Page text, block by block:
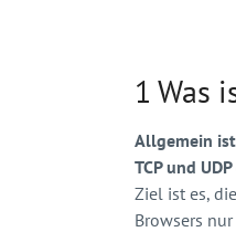
1 Was
Allgemein
TCP und
Ziel ist es,
Browsers